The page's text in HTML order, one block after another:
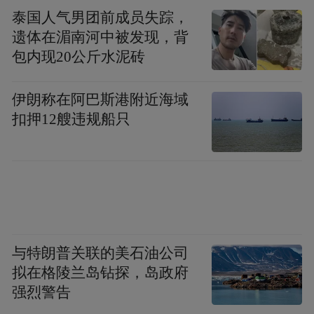
泰国人气男团前成员失踪，
遗体在湄南河中被发现，背
包内现20公斤水泥砖
伊朗称在阿巴斯港附近海域
扣押12艘违规船只
与特朗普关联的美石油公司
拟在格陵兰岛钻探，岛政府
强烈警告